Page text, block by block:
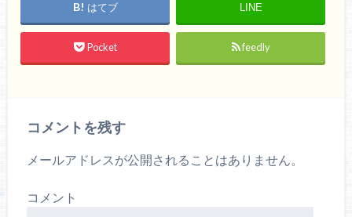
はてブ LINE
Pocket feedly
コメントを残す
メールアドレスが公開されることはありません。
コメント